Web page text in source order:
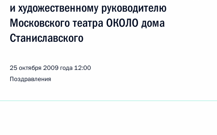
и художественному руководителю
Московского театра ОКОЛО дома
Станиславского
25 октября 2009 года 12:00
Поздравления